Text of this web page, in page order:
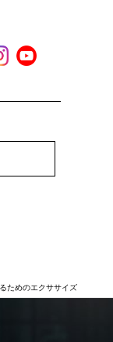
ためのエクササイズ